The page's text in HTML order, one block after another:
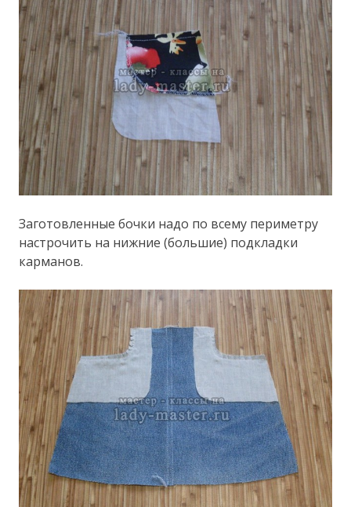
Заготовленные бочки надо по всему периметру
настрочить на нижние (большие) подкладки
карманов.